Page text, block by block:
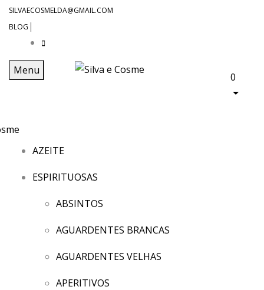
SILVAECOSMELDA@GMAIL.COM
BLOG |
Menu
0
AZEITE
ESPIRITUOSAS
ABSINTOS
AGUARDENTES BRANCAS
AGUARDENTES VELHAS
APERITIVOS